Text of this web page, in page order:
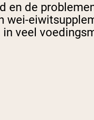
en de
wei-
veel